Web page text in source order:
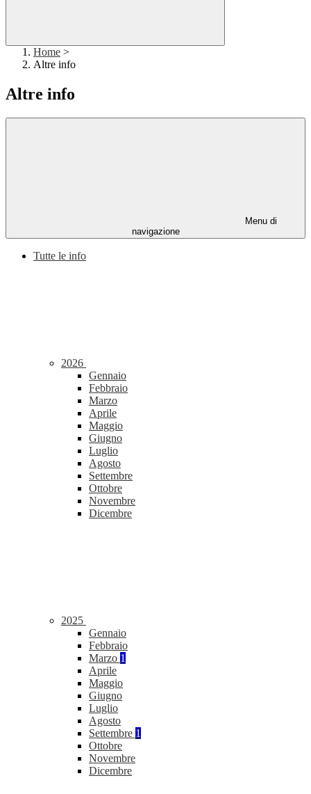
Home >
Altre info
Altre info
Menu di
navigazione
Tutte le info
2026
Gennaio
Febbraio
Marzo
Aprile
Maggio
Giugno
Luglio
Agosto
Settembre
Ottobre
Novembre
Dicembre
2025
Gennaio
Febbraio
Marzo 1
Aprile
Maggio
Giugno
Luglio
Agosto
Settembre 1
Ottobre
Novembre
Dicembre